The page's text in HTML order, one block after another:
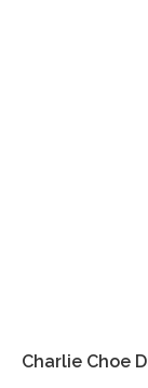
Charlie Choe